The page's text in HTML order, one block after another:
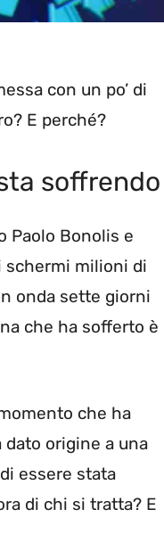
con un po’ di
E perché?
soffrendo
Paolo Bonolis e
schermi milioni di
onda sette giorni
che ha sofferto è
che ha
dato origine a una
essere stata
di chi si tratta? E